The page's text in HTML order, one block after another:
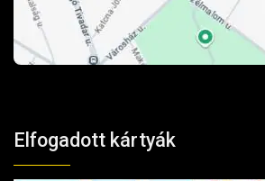
Elfogadott kártyák